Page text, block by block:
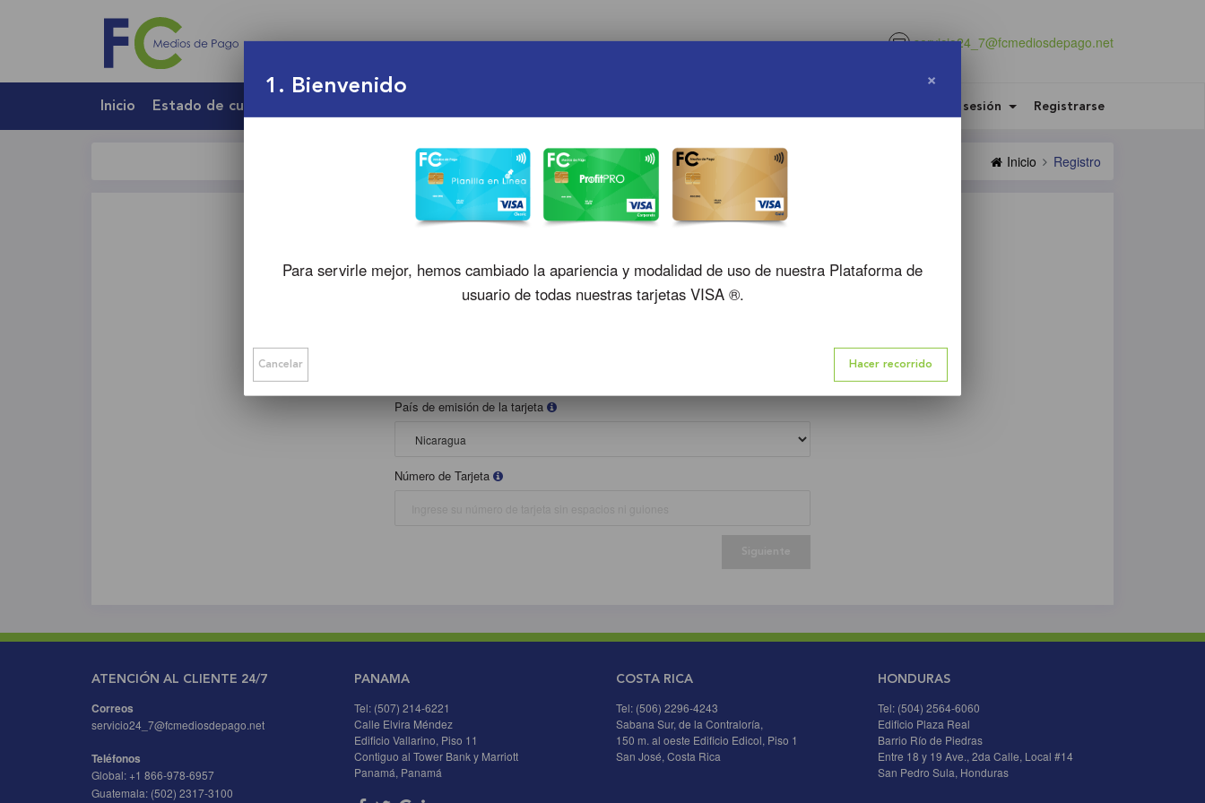
servicio24_7@fcmediosdepago.net
Inicio Estado de cuenta Iniciar sesión Registrarse
Inicio Registro
Registro
Paso 2
País de emisión de la tarjeta
Número de Tarjeta
ATENCIÓN AL CLIENTE 24/7
Correos
servicio24_7@fcmediosdepago.net
Teléfonos
Global: +1 866-978-6957
Guatemala: (502) 2317-3100
PANAMA
Tel: (507) 214-6221
Calle Elvira Méndez
Edificio Vallarino, Piso 11
Contiguo al Tower Bank y Marriott
Panamá, Panamá
COSTA RICA
Tel: (506) 2296-4243
Sabana Sur, de la Contraloría,
150 m. al oeste Edificio Edicol, Piso 1
San José, Costa Rica
HONDURAS
Tel: (504) 2564-6060
Edificio Plaza Real
Barrio Río de Piedras
Entre 18 y 19 Ave., 2da Calle, Local #14
San Pedro Sula, Honduras
×
1 . Bienvenido
Para servirle mejor, hemos cambiado la apariencia y modalidad de uso de nuestra Plataforma de
usuario de todas nuestras tarjetas VISA ®.
Cancelar Hacer recorrido